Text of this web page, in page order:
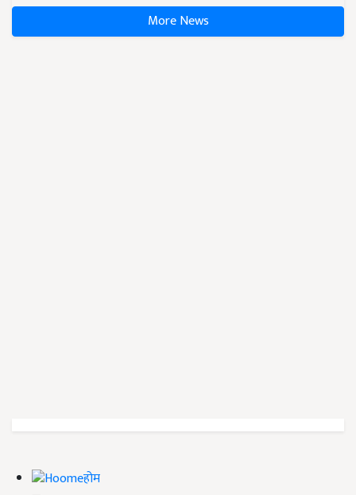
More News
होम